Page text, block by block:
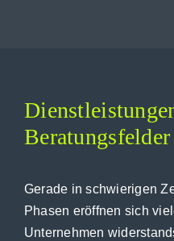
Beratungsfelder
Gerade in schwierigen
Phasen eröffnen sich
Unternehmen